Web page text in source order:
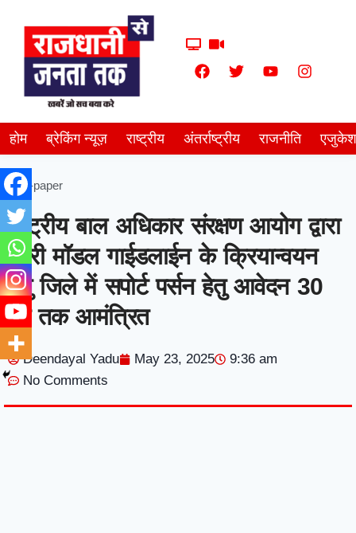
होम ब्रेकिंग न्यूज़ राष्ट्रीय अंतर्राष्ट्रीय राजनीति
E-paper
राष्ट्रीय बाल अधिकार संरक्षण आयोग द्वारा
जारी मॉडल गाईडलाईन के क्रियान्वयन
हेतु जिले में सपोर्ट पर्सन हेतु आवेदन 30
मई तक आमंत्रित
Deendayal Yadu May 23, 2025
9:36 am
No Comments